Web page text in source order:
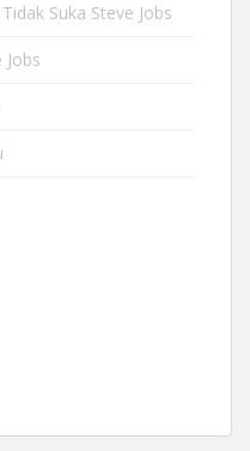
Tidak Suka Steve Jobs
Jobs